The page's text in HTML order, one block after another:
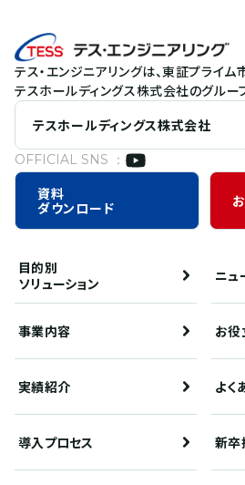
テス・エンジニアリングは、東証プライ
テスホールディングス株式会社のグルー
テスホールディングス株式会社
OFFICIAL SNS ：
資料
ダウンロード
目的別
ソリューション
ニュ
事業内容 お役
実績紹介 よく
導入プロセス 新卒